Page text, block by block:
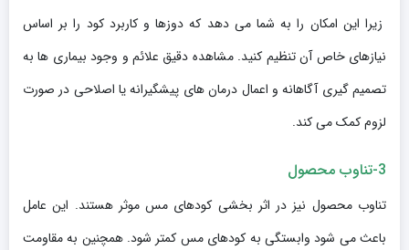
زیرا این امکان را به شما می دهد که دوزها و کاربرد کود را بر اساس
نیازهای خاص آن تنظیم کنید. مشاهده دقیق علائم و وجود بیماری ها به
تصمیم گیری آگاهانه و اعمال درمان های پیشگیرانه یا اصلاحی در صورت
لزوم کمک می کند.
3-تناوب محصول
تناوب محصول نیز در اثر بخشی کودهای مس موثر هستند. این عامل
باعث می شود وابستگی به کودهای مس کمتر شود. همچنین به مقاومت